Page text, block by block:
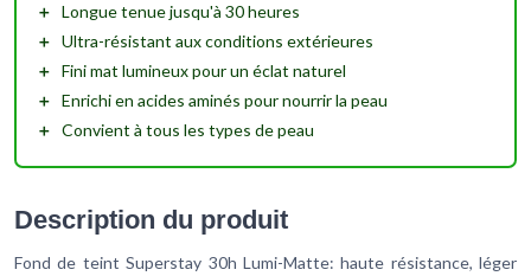
＋ Longue tenuejusqu'à 30 heures
＋ Ultra-résistant aux conditions extérieures
＋ Fini mat lumineuxpour un éclat naturel
＋ Enrichi en acides aminés pour nourrir la peau
＋ Convient à tous les types de peau
Description du produit
Fond de teint Superstay 30h Lumi-Matte: haute résistance, léger